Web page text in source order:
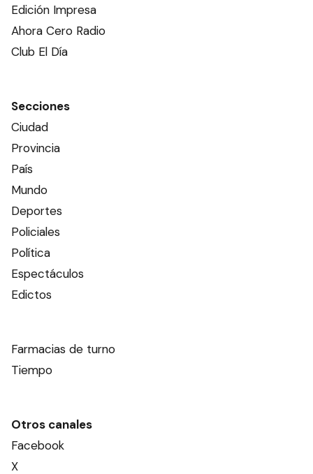
Edición Impresa
Ahora Cero Radio
Club El Día
Secciones
Ciudad
Provincia
País
Mundo
Deportes
Policiales
Política
Espectáculos
Edictos
Farmacias de turno
Tiempo
Otros canales
Facebook
X